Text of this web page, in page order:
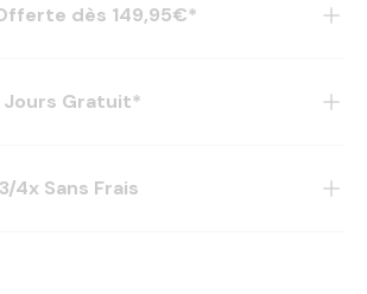
dès 149,95€*
Jours Gratuit*
4x Sans Frais